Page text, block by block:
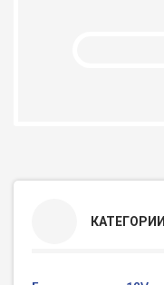
КАТЕГОРИИ